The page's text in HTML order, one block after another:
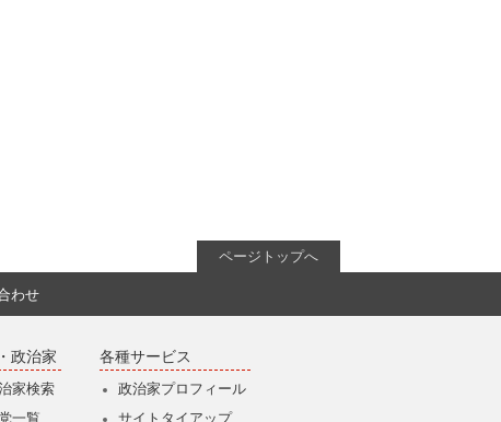
ページトップへ
わせ
政治家
家検索
一覧
各種サービス
政治家プロフィール
サイトタイアップ